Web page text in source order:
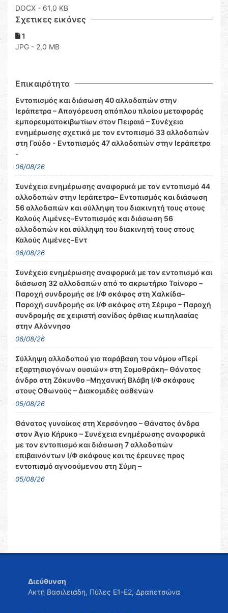
DOCX - 61,0 KB
Σχετικες εικόνες
1
JPG - 2,0 MB
Επικαιρότητα
Εντοπισμός και διάσωση 40 αλλοδαπών στην
Ιεράπετρα – Απαγόρευση απόπλου πλοίου μεταφοράς
εμπορευματοκιβωτίων στον Πειραιά – Συνέχεια
ενημέρωσης σχετικά με τον εντοπισμό 33 αλλοδαπών
στη Γαύδο - Εντοπισμός 47 αλλοδαπών στην Ιεράπετρα
-
06/08/26
Συνέχεια ενημέρωσης αναφορικά με τον εντοπισμό 44
αλλοδαπών στην Ιεράπετρα– Εντοπισμός και διάσωση
56 αλλοδαπών και σύλληψη του διακινητή τους στους
Καλούς Λιμένες–Εντοπισμός και διάσωση 56
αλλοδαπών και σύλληψη του διακινητή τους στους
Καλούς Λιμένες–Εντ
06/08/26
Συνέχεια ενημέρωσης αναφορικά με τον εντοπισμό και
διάσωση 32 αλλοδαπών από το ακρωτήριο Ταίναρο –
Παροχή συνδρομής σε Ι/Φ σκάφος στη Χαλκίδα–
Παροχή συνδρομής σε Ι/Φ σκάφος στη Σέριφο – Παροχή
συνδρομής σε χειριστή σανίδας όρθιας κωπηλασίας
στην Αλόννησο
06/08/26
Σύλληψη αλλοδαπού για παράβαση του νόμου «Περί
εξαρτησιογόνων ουσιών» στη Σαμοθράκη– Θάνατος
άνδρα στη Ζάκυνθο –Μηχανική Βλάβη Ι/Φ σκάφους
στους Οθωνούς – Διακομιδές ασθενών
05/08/26
Θάνατος γυναίκας στη Χερσόνησο – Θάνατος άνδρα
στον Άγιο Κήρυκο – Συνέχεια ενημέρωσης αναφορικά
με τον εντοπισμό και διάσωση 7 αλλοδαπών
επιβαινόντων Ι/Φ σκάφους και τις έρευνες προς
εντοπισμό αγνοούμενου στη Σύμη –
05/08/26
Διεύθυνση
Ακτή Βασιλειάδη, Πύλες Ε1-Ε2, Δραπετσώνα